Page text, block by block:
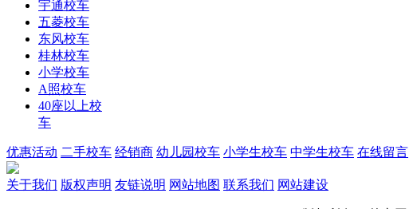
宇通校车
五菱校车
东风校车
桂林校车
小学校车
A照校车
40座以上校
车
优惠活动 二手校车 经销商 幼儿园校车 小学生校车 中学生校车 在线留言
关于我们 版权声明 友链说明 网站地图 联系我们 网站建设